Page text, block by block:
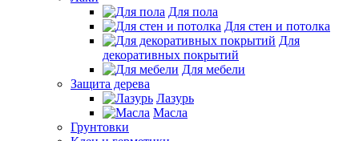
Для пола
Для стен и потолка
Для
декоративных покрытий
Для мебели
Защита дерева
Лазурь
Масла
Грунтовки